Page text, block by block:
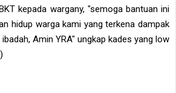
kepada wargany, "semoga bantuan ini
hidup warga kami yang terkena dampak
Amin YRA" ungkap kades yang low